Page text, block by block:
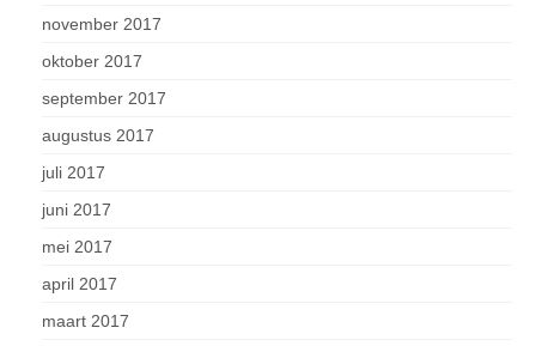
november 2017
oktober 2017
september 2017
augustus 2017
juli 2017
juni 2017
mei 2017
april 2017
maart 2017